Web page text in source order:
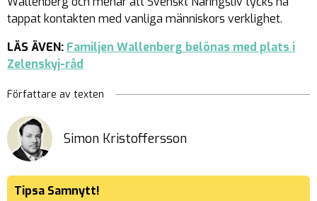
tappat kontakten med vanliga människors verklighet.
LÄS ÄVEN: Familjen Wallenberg belönas med plats i
Zelenskyj-råd
Författare av texten
Simon Kristoffersson
Tipsa Samnytt!